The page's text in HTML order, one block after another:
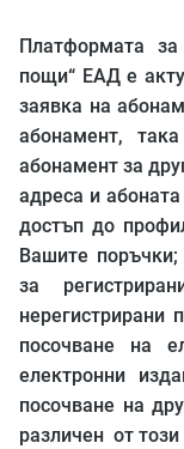
Платформата
пощи“ ЕАД е
заявка на
абонамент,
абонамент за
адреса и
достъп до
Вашите
за
посочване на
електронни
посочване на
различен от